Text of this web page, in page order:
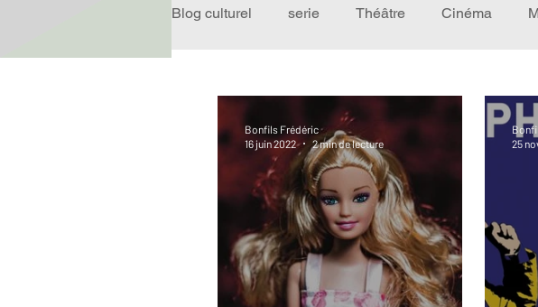
Blog culturel serie Théâtre Cinéma
Performance Rire Récompense
Événement Validé par Romane. Spécial Famille
Offre spéciale Annuaire Théâtre - Musée
Bonfils Frédéric
16 juin 2022
2 min de lecture
25